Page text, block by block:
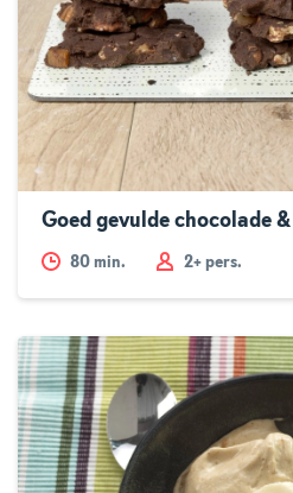
Goed gevulde chocolade
80 min. 2+ pers.